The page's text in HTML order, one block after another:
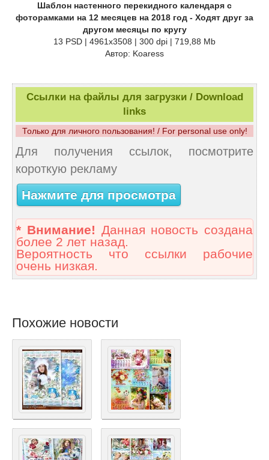
Шаблон настенного перекидного календаря с
фоторамками на 12 месяцев на 2018 год - Ходят друг за
другом месяцы по кругу
13 PSD | 4961x3508 | 300 dpi | 719,88 Mb
Автор: Koaress
Ссылки на файлы для загрузки / Download
links
Только для личного пользования! / For personal use only!
Для получения ссылок, посмотрите
короткую рекламу
Нажмите для просмотра
* Внимание! Данная новость создана
более 2 лет назад.
Вероятность что ссылки рабочие
очень низкая.
Похожие новости